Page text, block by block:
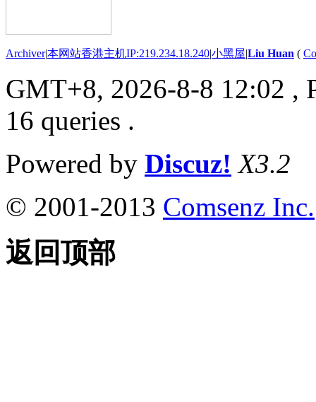
Archiver|本网站香港主机IP:219.234.18.240|小黑屋|Liu Huan (
GMT+8, 2026-8-8 12:02 ,
16 queries .
Powered by Discuz! X3.2
© 2001-2013 Comsenz Inc.
返回顶部